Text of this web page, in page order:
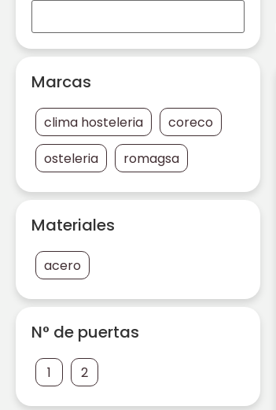
Marcas
clima hosteleria
coreco
osteleria
romagsa
Materiales
acero
N° de puertas
1 2